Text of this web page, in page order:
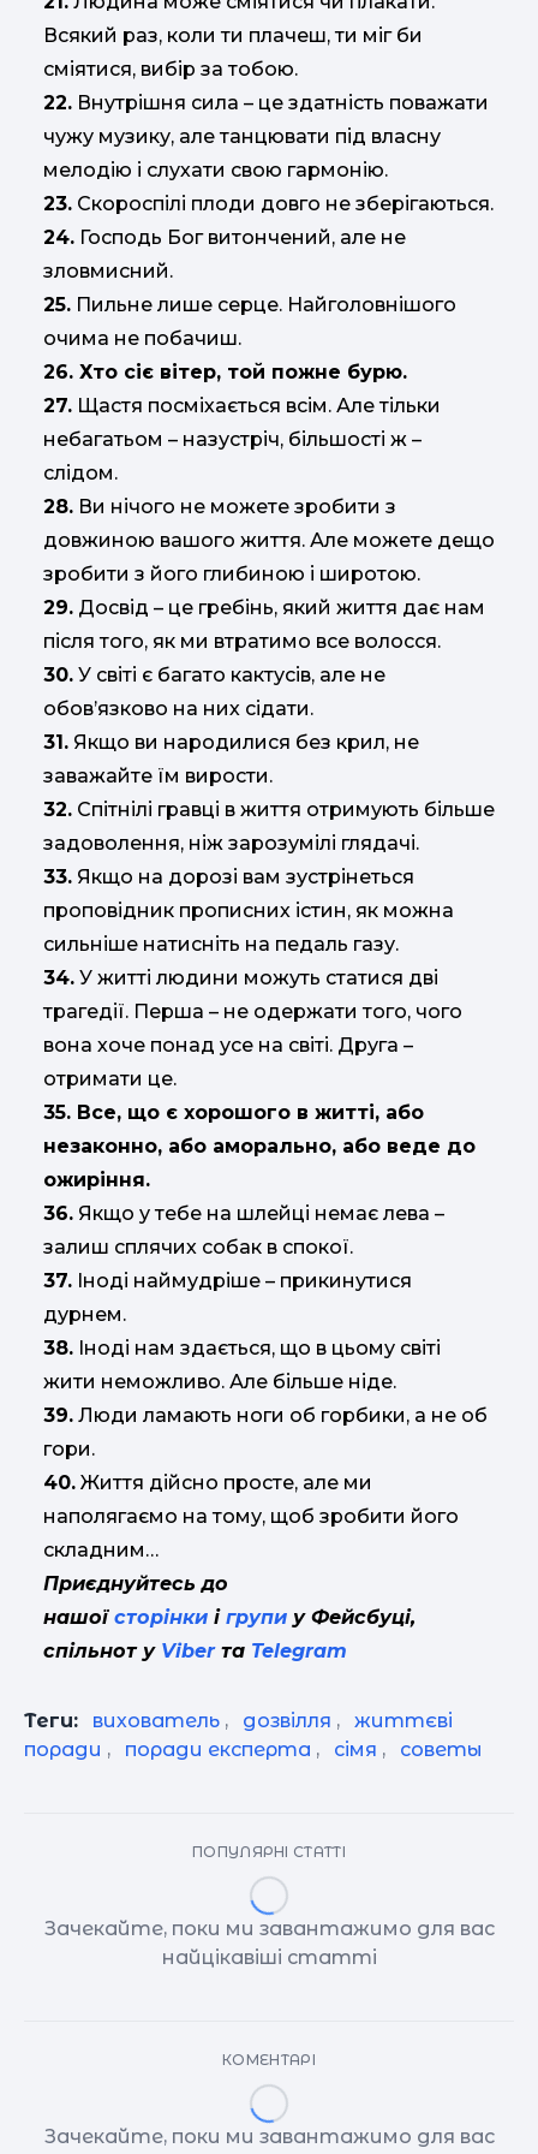
Всякий раз, коли ти плачеш, ти міг би
сміятися, вибір за тобою.
22. Внутрішня сила – це здатність поважати
чужу музику, але танцювати під власну
мелодію і слухати свою гармонію.
23. Скороспілі плоди довго не зберігаються.
24. Господь Бог витончений, але не
зловмисний.
25. Пильне лише серце. Найголовнішого
очима не побачиш.
26. Хто сіє вітер, той пожне бурю.
27. Щастя посміхається всім. Але тільки
небагатьом – назустріч, більшості ж –
слідом.
28. Ви нічого не можете зробити з
довжиною вашого життя. Але можете дещо
зробити з його глибиною і широтою.
29. Досвід – це гребінь, який життя дає нам
після того, як ми втратимо все волосся.
30. У світі є багато кактусів, але не
обов’язково на них сідати.
31. Якщо ви народилися без крил, не
заважайте їм вирости.
32. Спітнілі гравці в життя отримують більше
задоволення, ніж зарозумілі глядачі.
33. Якщо на дорозі вам зустрінеться
проповідник прописних істин, як можна
сильніше натисніть на педаль газу.
34. У житті людини можуть статися дві
трагедії. Перша – не одержати того, чого
вона хоче понад усе на світі. Друга –
отримати це.
35. Все, що є хорошого в житті, або
незаконно, або аморально, або веде до
ожиріння.
36. Якщо у тебе на шлейці немає лева –
залиш сплячих собак в спокої.
37. Іноді наймудріше – прикинутися
дурнем.
38. Іноді нам здається, що в цьому світі
жити неможливо. Але більше ніде.
39. Люди ламають ноги об горбики, а не об
гори.
40. Життя дійсно просте, але ми
наполягаємо на тому, щоб зробити його
складним…
Приєднуйтесь до
нашої сторінки ігрупи у Фейсбуці,
спільнот у Viberта Telegram
Теги: вихователь , дозвілля ,
життєві
поради , поради експерта , сімя , советы
ПОПУЛЯРНІ СТАТТІ
Зачекайте, поки ми завантажимо для вас
найцікавіші статті
КОМЕНТАРІ
Зачекайте, поки ми завантажимо для вас